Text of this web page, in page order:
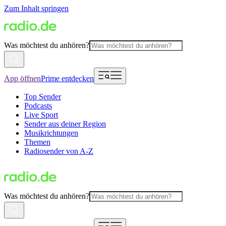
Zum Inhalt springen
Was möchtest du anhören?
App öffnenPrime entdecken
Top Sender
Podcasts
Live Sport
Sender aus deiner Region
Musikrichtungen
Themen
Radiosender von A-Z
Was möchtest du anhören?